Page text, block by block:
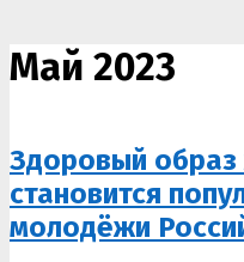
Май 2023
Здоровый образ
становится
молодёжи